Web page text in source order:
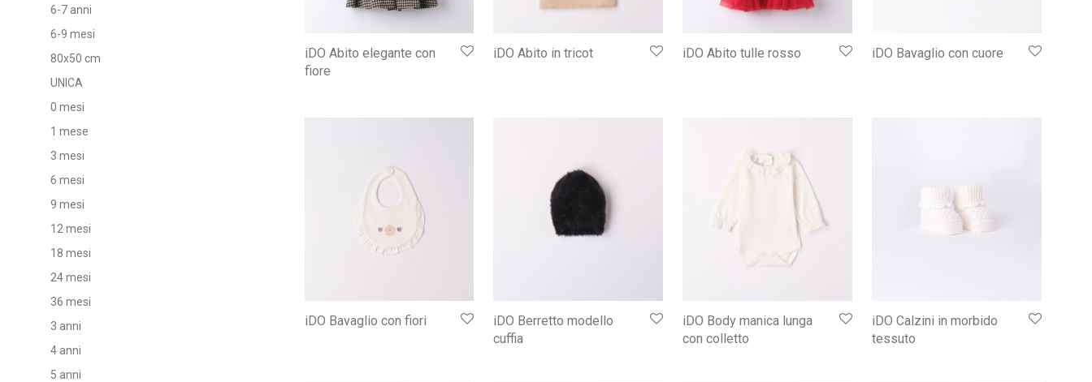
6-7 anni
6-9 mesi
80x50 cm
UNICA
0 mesi
1 mese
3 mesi
6 mesi
9 mesi
12 mesi
18 mesi
24 mesi
36 mesi
3 anni
4 anni
5 anni
iDO Abito elegante con
fiore
iDO Abito in tricot iDO Abito tulle rosso iDO Bavaglio con cuore
iDO Bavaglio con fiori
iDO Berretto modello
cuffia
iDO Body manica lunga
con colletto
iDO Calzini in morbido
tessuto